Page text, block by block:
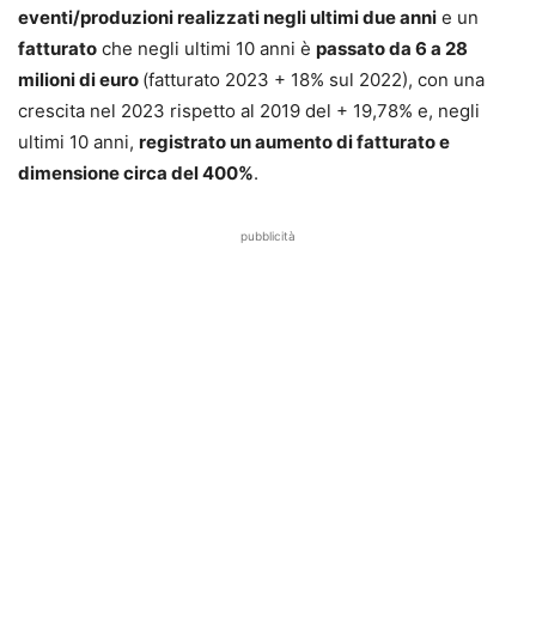
eventi/produzioni realizzati negli ultimi due anni e un
fatturato che negli ultimi 10 anni è passato da 6 a 28
milioni di euro (fatturato 2023 + 18% sul 2022), con una
crescita nel 2023 rispetto al 2019 del + 19,78% e, negli
ultimi 10 anni, registrato un aumento di fatturato e
dimensione circa del 400%.
pubblicità